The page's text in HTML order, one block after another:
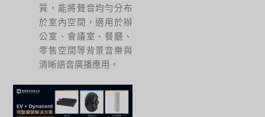
質，能將聲音均勻分布
於室內空間，適用於辦
公室、會議室、餐廳、
零售空間等背景音樂與
清晰語音廣播應用。